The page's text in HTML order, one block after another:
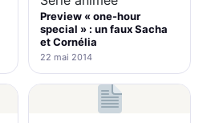
Preview « one-hour
special » : un faux Sacha
et Cornélia
22 mai 2014